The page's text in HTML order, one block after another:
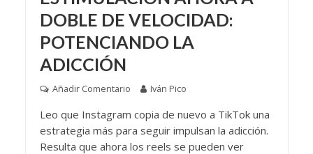
DOBLE DE VELOCIDAD:
POTENCIANDO LA
ADICCIÓN
Añadir Comentario Iván Pico
Leo que Instagram copia de nuevo a TikTok una
estrategia más para seguir impulsan la adicción.
Resulta que ahora los reels se pueden ver